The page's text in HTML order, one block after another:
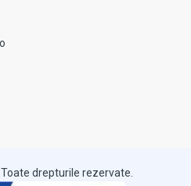
drepturile rezervate.